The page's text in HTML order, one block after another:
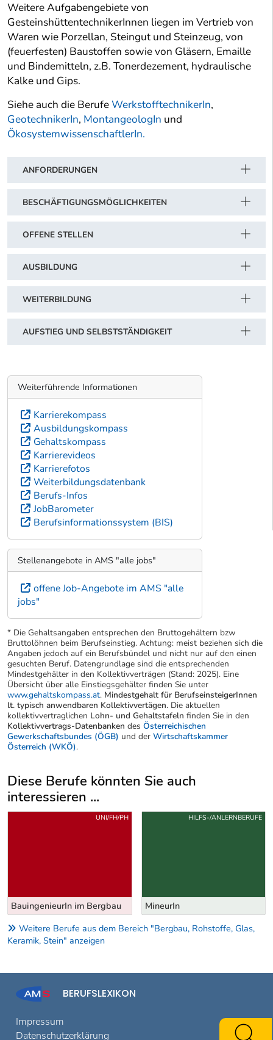
Weitere Aufgabengebiete von
GesteinshüttentechnikerInnen liegen im Vertrieb von
Waren wie Porzellan, Steingut und Steinzeug, von
(feuerfesten) Baustoffen sowie von Gläsern, Emaille
und Bindemitteln, z.B. Tonerdezement, hydraulische
Kalke und Gips.
Siehe auch die BerufeWerkstofftechnikerIn,
GeotechnikerIn, MontangeologIn und
ÖkosystemwissenschaftlerIn.
ANFORDERUNGEN
BESCHÄFTIGUNGSMÖGLICHKEITEN
OFFENE STELLEN
AUSBILDUNG
WEITERBILDUNG
AUFSTIEG UND SELBSTSTÄNDIGKEIT
Weiterführende Informationen
Karrierekompass
Ausbildungskompass
Gehaltskompass
Karrierevideos
Karrierefotos
Weiterbildungsdatenbank
Berufs-Infos
JobBarometer
Berufsinformationssystem (BIS)
Stellenangebote in AMS "alle jobs"
offene Job-Angebote im AMS "alle
jobs"
* Die Gehaltsangaben entsprechen den Bruttogehältern bzw
Bruttolöhnen beim Berufseinstieg. Achtung: meist beziehen sich die
Angaben jedoch auf ein Berufsbündel und nicht nur auf den einen
gesuchten Beruf. Datengrundlage sind die entsprechenden
Mindestgehälter in den Kollektivverträgen (Stand: 2025). Eine
Übersicht über alle Einstiegsgehälter finden Sie unter
www.gehaltskompass.at. Mindestgehalt für BerufseinsteigerInnen
lt. typisch anwendbaren Kollektivvertägen. Die aktuellen
kollektivvertraglichen Lohn- und Gehaltstafeln finden Sie in den
Kollektivvertrags-Datenbanken des Österreichischen
Gewerkschaftsbundes (ÖGB) und der Wirtschaftskammer
Österreich (WKÖ).
Diese Berufe könnten Sie auch
interessieren ...
Uber weitere Berufsvorschläge
BauingenieurIn im Bergbau
UNI/FH/PH
MineurIn
HILFS-/ANLERNBERUFE
Weitere Berufe aus dem Bereich "Bergbau, Rohstoffe, Glas,
Keramik, Stein" anzeigen
BERUFSLEXIKON
Impressum
Datenschutzerklärung